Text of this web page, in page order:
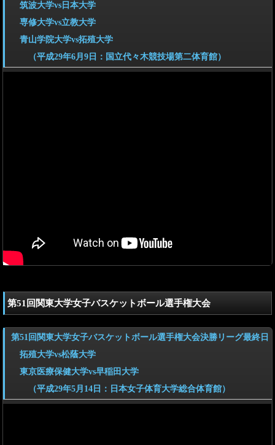
筑波大学vs日本大学
専修大学vs立教大学
青山学院大学vs拓殖大学
（平成29年6月9日：国立代々木競技場第二体育館）
第51回関東大学女子バスケットボール選手権大会
第51回関東大学女子バスケットボール選手権大会決勝リーグ最終日
拓殖大学vs松蔭大学
東京医療保健大学vs早稲田大学
（平成29年5月14日：日本女子体育大学総合体育館）